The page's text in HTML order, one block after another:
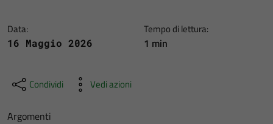
Data:
16 Maggio 2026
Tempo di lettura:
1 min
Condividi Vedi azioni
Argomenti